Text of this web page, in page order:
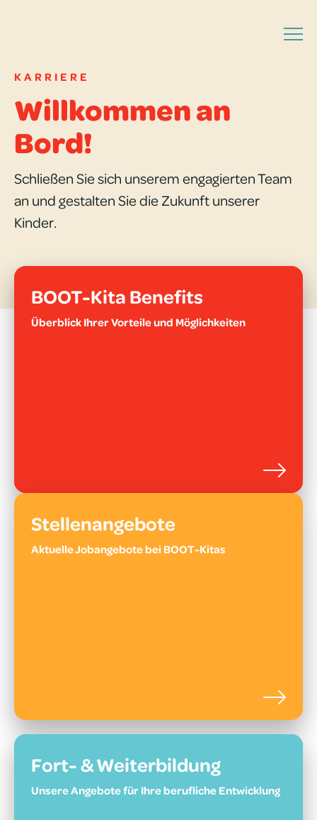
KAR­RIERE
Willkommen an
Bord!
Schließen Sie sich unserem engagierten Team
an und gestalten Sie die Zukunft unserer
Kinder.
BOOT-Kita Benefits
Überblick Ihrer Vorteile und Möglichkeiten
Stellenangebote
Aktuelle Jobangebote bei BOOT-Kitas
Fort- & Weiterbildung
Unsere Angebote für Ihre berufliche Entwicklung